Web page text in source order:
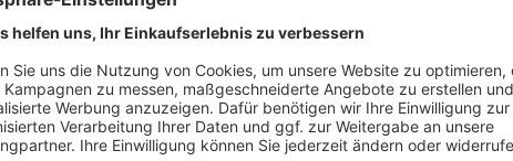
HP 301 - alternative Patrone
geprüfte Markenqualität